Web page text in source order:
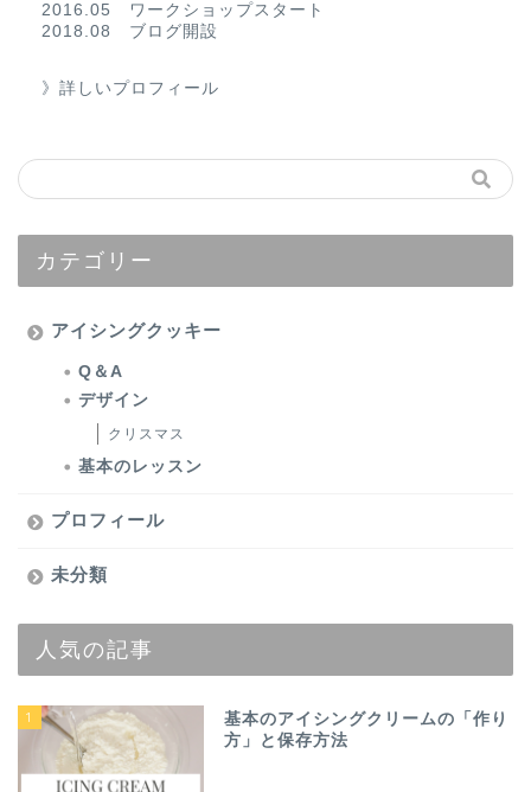
2016.05 ワークショップスタート
2018.08 ブログ開設
》詳しいプロフィール
カテゴリー
アイシングクッキー
Q＆A
デザイン
クリスマス
基本のレッスン
プロフィール
未分類
人気の記事
1
基本のアイシングクリームの「作り
方」と保存方法